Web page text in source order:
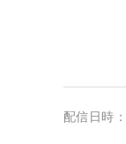
配信日時：